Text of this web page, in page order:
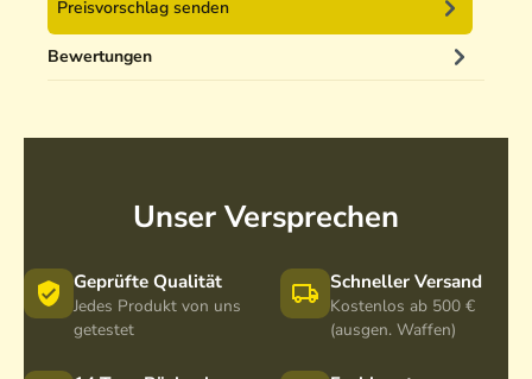
Preisvorschlag senden
Bewertungen
Unser Versprechen
Geprüfte Qualität
Jedes Produkt von uns
getestet
Schneller Versand
Kostenlos ab 500 €
(ausgen. Waffen)